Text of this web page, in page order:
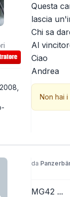
Questa
lascia
Chi sa
Al
Ciao
Andrea
Non hai
Messaggio
da
MG42 ...